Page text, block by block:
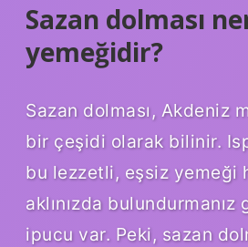
Sazan dolması
yemeğidir?
Sazan dolması, Akdeniz
bir çeşidi olarak bilinir.
bu lezzetli, eşsiz yemeği
aklınızda
ipucu var. Peki, sazan